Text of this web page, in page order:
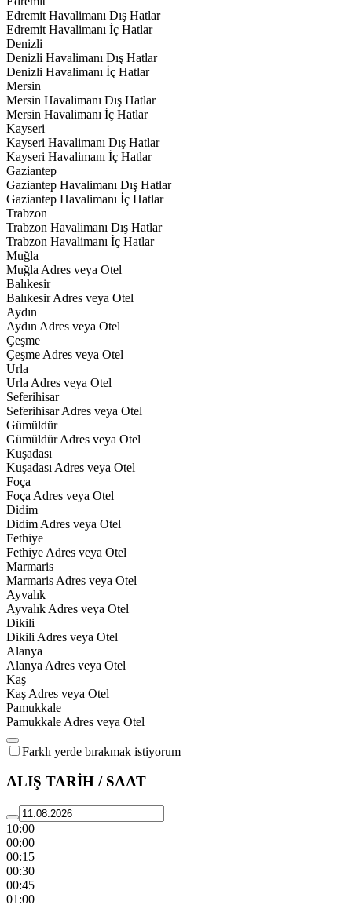
Edremit Havalimanı Dış Hatlar
Edremit Havalimanı İç Hatlar
Denizli
Denizli Havalimanı Dış Hatlar
Denizli Havalimanı İç Hatlar
Mersin
Mersin Havalimanı Dış Hatlar
Mersin Havalimanı İç Hatlar
Kayseri
Kayseri Havalimanı Dış Hatlar
Kayseri Havalimanı İç Hatlar
Gaziantep
Gaziantep Havalimanı Dış Hatlar
Gaziantep Havalimanı İç Hatlar
Trabzon
Trabzon Havalimanı Dış Hatlar
Trabzon Havalimanı İç Hatlar
Muğla
Muğla Adres veya Otel
Balıkesir
Balıkesir Adres veya Otel
Aydın
Aydın Adres veya Otel
Çeşme
Çeşme Adres veya Otel
Urla
Urla Adres veya Otel
Seferihisar
Seferihisar Adres veya Otel
Gümüldür
Gümüldür Adres veya Otel
Kuşadası
Kuşadası Adres veya Otel
Foça
Foça Adres veya Otel
Didim
Didim Adres veya Otel
Fethiye
Fethiye Adres veya Otel
Marmaris
Marmaris Adres veya Otel
Ayvalık
Ayvalık Adres veya Otel
Dikili
Dikili Adres veya Otel
Alanya
Alanya Adres veya Otel
Kaş
Kaş Adres veya Otel
Pamukkale
Pamukkale Adres veya Otel
Farklı yerde bırakmak istiyorum
ALIŞ TARİH / SAAT
10:00
00:00
00:15
00:30
00:45
01:00